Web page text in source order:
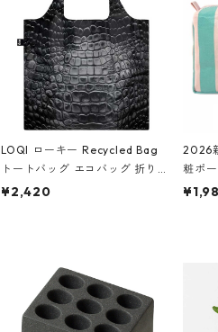
LOQI ローキー Recycled Bag
トートバッグ エコバッグ 折りた
たみ 大きめ 撥水加工 収納ポー
¥2,420
2026
粧ポ
pouch